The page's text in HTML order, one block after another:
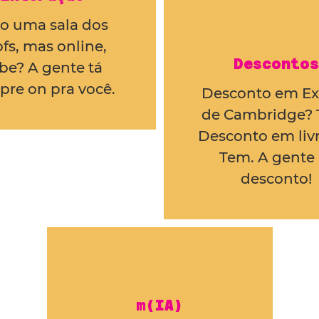
uma sala dos
mas online,
A gente tá
on pra você.
Descontos
Desconto em
de Cambridge?
Desconto em
Tem. A
desconto!
m(IA)